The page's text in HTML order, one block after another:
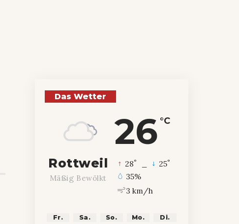
Das Wetter
26 °C
Rottweil
Mäßig Bewölkt
28° 25°
35%
3 km/h
Fr. Sa. So. Mo. Di.